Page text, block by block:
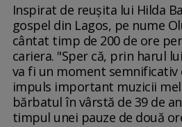
Inspirat de reușita lui Hilda
gospel din Lagos, pe nume
cântat timp de 200 de ore
cariera. "Sper că, prin harul
va fi un moment semnificativ
impuls important muzicii
bărbatul în vârstă de 39 de
timpul unei pauze de două